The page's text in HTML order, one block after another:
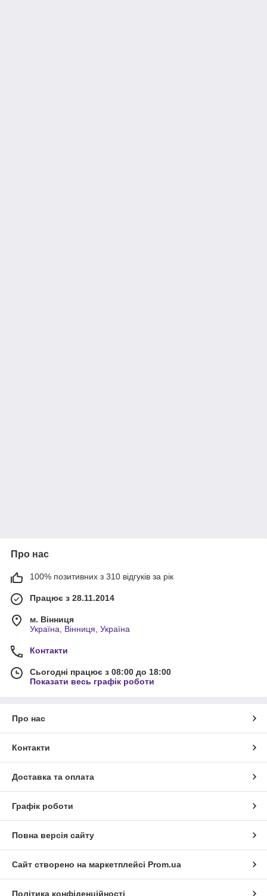
Про нас
100% позитивних з 310 відгуків за рік
Працює з 28.11.2014
м. Вінниця
Україна, Вінниця, Україна
Контакти
Сьогодні працює з 08:00 до 18:00
Показати весь графік роботи
Про нас
Контакти
Доставка та оплата
Графік роботи
Повна версія сайту
Сайт створено на маркетплейсі Prom.ua
Політика конфіденційності